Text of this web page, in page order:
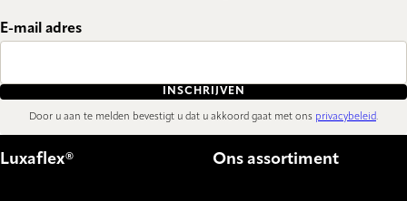
E-mail adres
INSCHRIJVEN
Door u aan te melden bevestigt u dat u akkoord gaat met ons privacybeleid.
Luxaflex® Ons assortiment